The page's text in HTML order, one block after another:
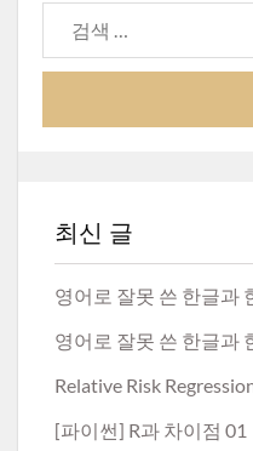
게
최신 글
영어로 잘못 쓴 한글과
영어로 잘못 쓴 한글과
Relative Risk
[파이썬] R과 차이점 01